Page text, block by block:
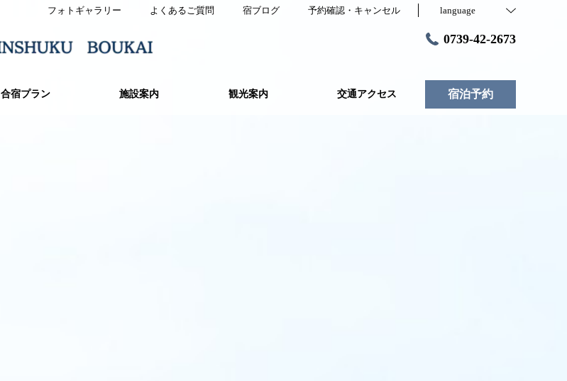
フォトギャラリー よくあるご質問 宿ブログ 予約確認・キャンセル language
0739-42-2673
合宿プラン 施設案内 観光案内 交通アクセス 宿泊予約